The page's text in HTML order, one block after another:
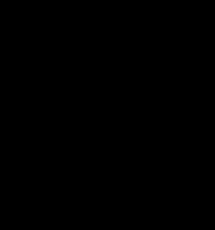
такси в Сваляве
такси в
такси в
такси в
такси в Сквире